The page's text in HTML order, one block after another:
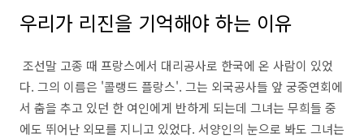
우리가 리진을 기억해야 하는 이유
조선말 고종 때 프랑스에서 대리공사로 한국에 온 사람이 있었
다. 그의 이름은 '콜랭드 플랑스'. 그는 외국공사들 앞 궁중연회에
서 춤을 추고 있던 한 여인에게 반하게 되는데 그녀는 무희들 중
에도 뛰어난 외모를 지니고 있었다. 서양인의 눈으로 봐도 그녀는